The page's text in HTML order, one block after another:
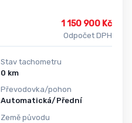
1 150 900 Kč
Odpočet DPH
Stav tachometru
0 km
Převodovka/pohon
Automatická/Přední
Země původu